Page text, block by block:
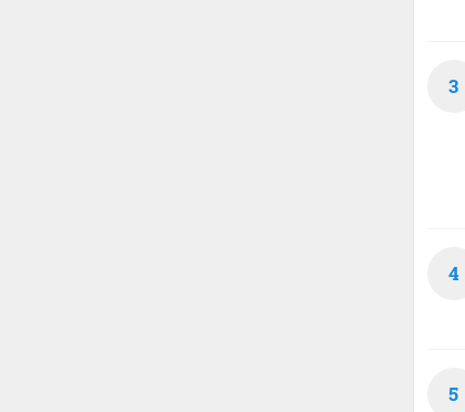
3
4
5